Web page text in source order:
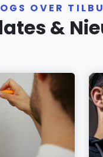
OVER
&